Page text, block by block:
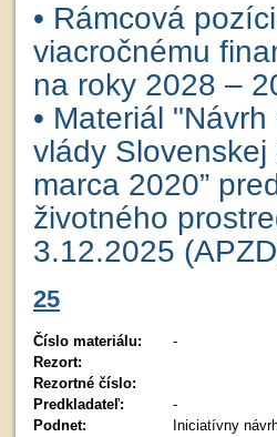
• Rámcová
viacročnému
na roky 2028 –
• Materiál
vlády
marca 2020”
životného
3.12.2025
25
Číslo materiálu:
-
Rezort:
Rezortné číslo:
Predkladateľ:
-
Podnet:
Iniciatívny